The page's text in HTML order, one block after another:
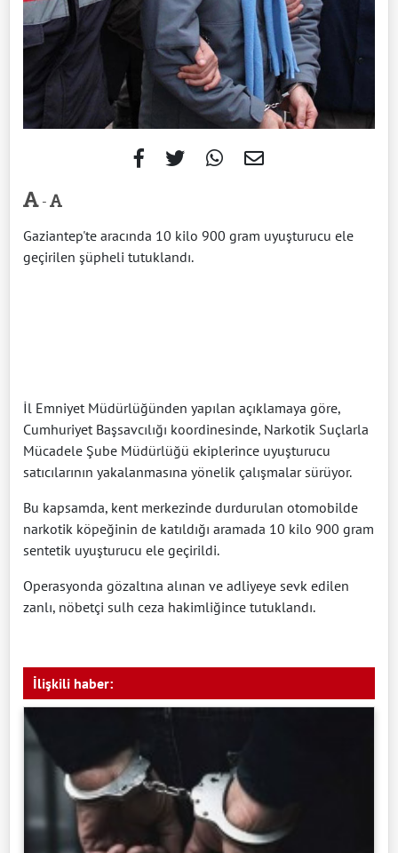
-
Gaziantep'te aracında 10 kilo 900 gram uyuşturucu ele
geçirilen şüpheli tutuklandı.
İl Emniyet Müdürlüğünden yapılan açıklamaya göre,
Cumhuriyet Başsavcılığı koordinesinde, Narkotik Suçlarla
Mücadele Şube Müdürlüğü ekiplerince uyuşturucu
satıcılarının yakalanmasına yönelik çalışmalar sürüyor.
Bu kapsamda, kent merkezinde durdurulan otomobilde
narkotik köpeğinin de katıldığı aramada 10 kilo 900 gram
sentetik uyuşturucu ele geçirildi.
Operasyonda gözaltına alınan ve adliyeye sevk edilen
zanlı, nöbetçi sulh ceza hakimliğince tutuklandı.
İlişkili haber: